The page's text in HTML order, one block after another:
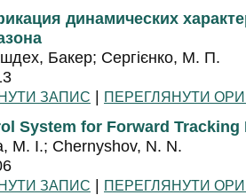
динамических
Бакер; Сергієнко, М. П.
ЗАПИС | ПЕРЕГЛЯНУТИ
System for Forward Tracking
M. I.; Chernyshov, N. N.
ЗАПИС | ПЕРЕГЛЯНУТИ